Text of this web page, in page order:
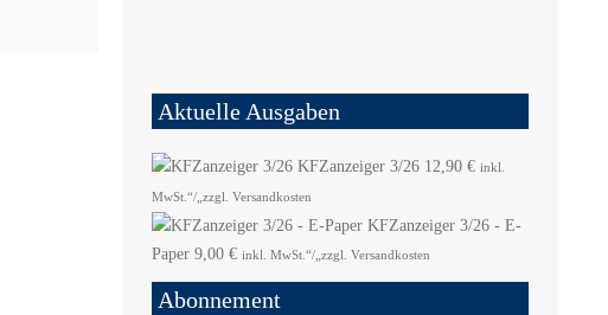
Aktuelle Ausgaben
KFZanzeiger 3/26 12,90 € inkl.
MwSt.“/„zzgl. Versandkosten
KFZanzeiger 3/26 - E-
Paper 9,00 € inkl. MwSt.“/„zzgl. Versandkosten
Abonnement